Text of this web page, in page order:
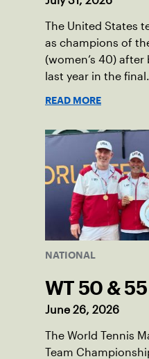
The United States
as champions of
(women’s 40)
last year in the final.
READ MORE
NATIONAL
WT 50 &
June 26, 2026
The World Tennis
Team